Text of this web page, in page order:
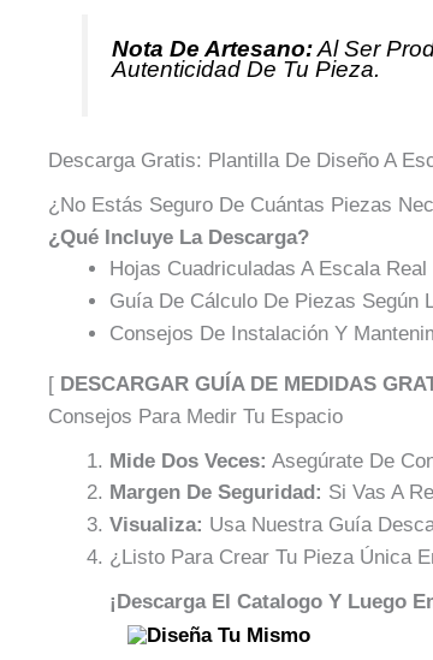
Nota De Artesano:Al Ser
Autenticidad De Tu Pieza.
Descarga Gratis: Plantilla De Diseño A
¿No Estás Seguro De Cuántas Piezas
¿Qué Incluye La Descarga?
Hojas Cuadriculadas A Escala
Guía De Cálculo De Piezas Según
Consejos De Instalación Y
[ DESCARGAR GUÍA DE MEDIDAS
Consejos Para Medir Tu Espacio
Mide Dos Veces: Asegúrate De
Margen De Seguridad: Si Vas A
Visualiza: Usa Nuestra Guía
¿Listo Para Crear Tu Pieza Única
¡descarga El Catalogo Y Luego